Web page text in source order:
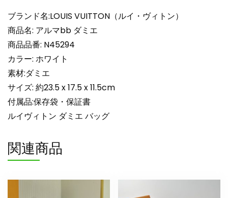
ン
ド
バ
ッ
グ
N
品
個
ブランド名:LOUIS VUITTON（ルイ・ヴィトン）
商品名: アルマbb ダミエ
商品品番: N45294
カラー: ホワイト
素材:ダミエ
サイズ: 約23.5 x 17.5 x 11.5cm
付属品:保存袋・保証書
ルイヴィトン ダミエ バッグ
関連商品